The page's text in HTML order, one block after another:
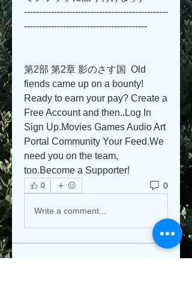
------------------------------------------------
-----------------------------------------
第2部 第2章 影のさす国  Old
fiends came up on a bounty!
Ready to earn your pay? Create a
Free Account and then..Log In
Sign Up.Movies Games Audio Art
Portal Community Your Feed.We
need you on the team,
too.Become a Supporter!
0 0
Write a comment...